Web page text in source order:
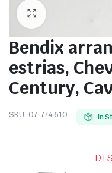
Bendix
estrias,
Century,
SKU: 07-774 610 In
DTS